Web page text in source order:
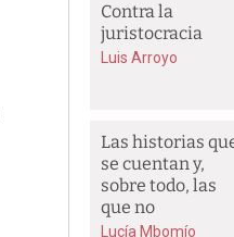
Contra la
juristocracia
Luis Arroyo
Las historias
se cuentan y,
sobre todo, las
que no
Lucía Mbomío